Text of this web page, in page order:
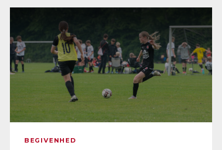
BEGIVENHED